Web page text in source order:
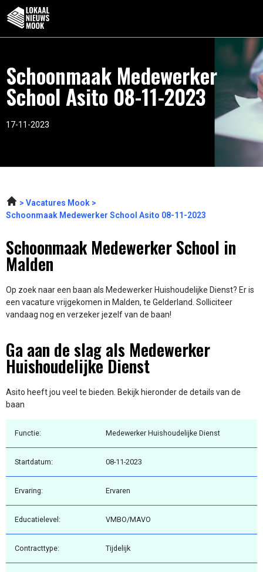
Schoonmaak Medewerker
School Asito 08-11-2023
17-11-2023
Vacatures Mook
Schoonmaak Medewerker School Asito 08-11-2023
Schoonmaak Medewerker School in
Malden
Op zoek naar een baan als Medewerker Huishoudelijke Dienst? Er is
een vacature vrijgekomen in Malden, te Gelderland. Solliciteer
vandaag nog en verzeker jezelf van de baan!
Ga aan de slag als Medewerker
Huishoudelijke Dienst
Asito heeft jou veel te bieden. Bekijk hieronder de details van de
baan
Functie: Medewerker Huishoudelijke Dienst
Startdatum: 08-11-2023
Ervaring: Ervaren
Educatielevel: VMBO/MAVO
Contracttype: Tijdelijk